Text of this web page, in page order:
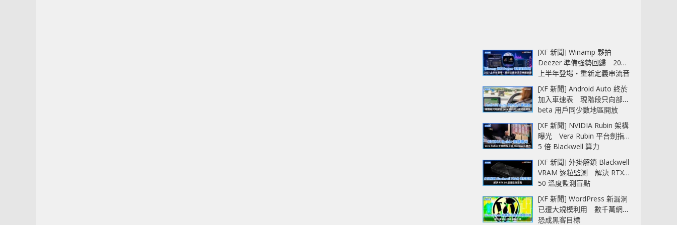
[XF 新聞] Winamp 夥拍
Deezer 準備強勢回歸 2027
上半年登場‧重新定義串流音
樂播放器
[XF 新聞] Android Auto 終於
加入車速表 現階段只向部分
beta 用戶同少數地區開放
[XF 新聞] NVIDIA Rubin 架構
曝光 Vera Rubin 平台劍指
5 倍 Blackwell 算力
[XF 新聞] 外掛解鎖 Blackwell
VRAM 逐粒監測 解決 RTX
50 溫度監測盲點
[XF 新聞] WordPress 新漏洞
已遭大規模利用 數千萬網站
恐成黑客目標